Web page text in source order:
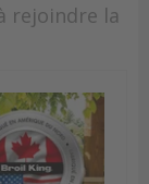
rejoindre la